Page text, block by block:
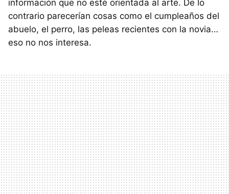
información que no esté orientada al arte. De lo
contrario parecerían cosas como el cumpleaños del
abuelo, el perro, las peleas recientes con la novia…
eso no nos interesa.